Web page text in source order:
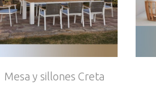
Mesa y sillones Creta